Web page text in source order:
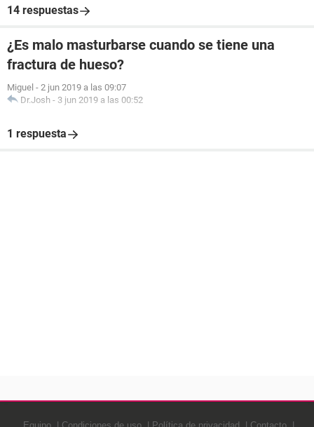
14 respuestas
¿Es malo masturbarse cuando se tiene una
fractura de hueso?
Miguel - 2 jun 2019 a las 09:07
Dr.Josh - 3 jun 2019 a las 00:52
1 respuesta